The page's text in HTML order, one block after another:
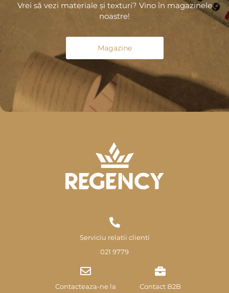
Vrei să vezi materiale și texturi? Vino în magazinele
noastre!
Magazine
Serviciu relatii clienti
021 9779
Contacteaza-ne la
Contact B2B